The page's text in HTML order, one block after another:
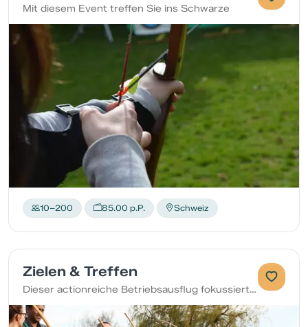
Mit diesem Event treffen Sie ins Schwarze
10–200 85.00 p.P. Schweiz
Zielen & Treffen
Dieser actionreiche Betriebsausflug fokussiert sich auf Zielgenauigkeit mit verschiedenen Aktivitäten.